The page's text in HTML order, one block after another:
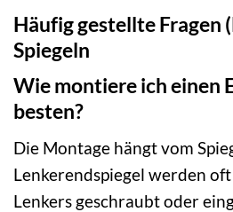
Häufig gestellte Fragen
Spiegeln
Wie montiere ich einen
besten?
Die Montage hängt vom
Lenkerendspiegel werden oft
Lenkers geschraubt oder